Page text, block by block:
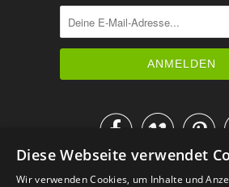

IM KATALOG BLÄTTERN
Diese Webseite verwendet
Wir verwenden Cookies, um Inhalte und